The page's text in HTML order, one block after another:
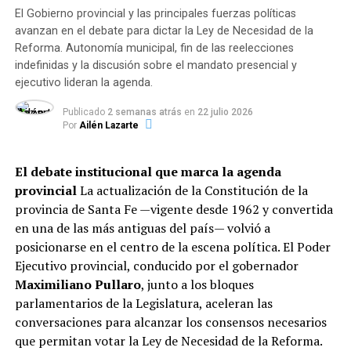
Todo esto contrasta con la simplificación que buscó
hacer Fernández en su advertencia al campo con más
retenciones y cupos para exportar.
A China
tiene la posibilidad de vendérsela al carnicero o
vendérsela a China a un precio enorme». Diego Heinrich,
CEO de la firma Carnes Validadas, objetó esa frase del
jefe de Estado.
«No es cierto que la vaca o categorías que van a
China la compra el carnicero al mismo precio. Esa
vaca (antes) quedaba en el campo y se moría o tenía
destinos de refugo sin engordar. Hoy en día un
productor de cría, por ejemplo, hace la cuenta de
La mecánica del ataque y las
pericias
De acuerdo con las primeras reconstrucciones
realizadas por la Fiscalía, el ataque fue ejecutado por un
hombre —cuya identidad aún no fue establecida— que
grupo de personas que se encontraba reunido en la vía
pública y se dio a la fuga inmediatamente.
La fiscal de la Unidad de Homicidios Dolosos,Marina
Vigo, ordenó la intervención del Gabinete
Criminalístico de la Policía de Investigaciones (PDI)
para efectuar:
Relevamiento integral y levantamiento de rastros
en la escena del crimen.
El Gobierno provincial y las principales fuerzas políticas
avanzan en el debate para dictar la Ley de Necesidad de la
Reforma. Autonomía municipal, fin de las reelecciones
indefinidas y la discusión sobre el mandato presencial y
ejecutivo lideran la agenda.
Publicado 2 semanas atrás en 22 julio 2026
Por Ailén Lazarte
El debate institucional que marca la agenda
provincialLa actualización de la Constitución de la
provincia de Santa Fe —vigente desde 1962 y convertida
en una de las más antiguas del país— volvió a
posicionarse en el centro de la escena política. El Poder
Ejecutivo provincial, conducido por el gobernador
Maximiliano Pullaro, junto a los bloques
parlamentarios de la Legislatura, aceleran las
conversaciones para alcanzar los consensos necesarios
que permitan votar la Ley de Necesidad de la Reforma.